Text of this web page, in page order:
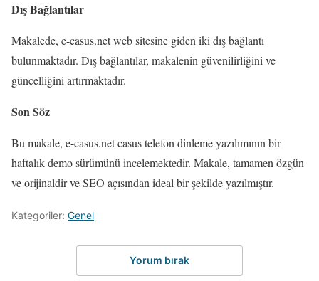
Dış Bağlantılar
Makalede, e-casus.net web sitesine giden iki dış bağlantı
bulunmaktadır. Dış bağlantılar, makalenin güvenilirliğini ve
güncelliğini artırmaktadır.
Son Söz
Bu makale, e-casus.net casus telefon dinleme yazılımının bir
haftalık demo sürümünü incelemektedir. Makale, tamamen özgün
ve orijinaldir ve SEO açısından ideal bir şekilde yazılmıştır.
Kategoriler: Genel
Yorum bırak